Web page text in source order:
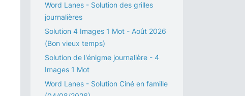
Word Lanes - Solution des grilles
journalières
Solution 4 Images 1 Mot - Août 2026
(Bon vieux temps)
Solution de l'énigme journalière - 4
Images 1 Mot
Word Lanes - Solution Ciné en famille